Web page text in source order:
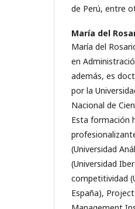
de Perú, entre
María del
María del
en
además, es
por la
Nacional de
Esta formación
(Universidad
(Universidad
competitividad
España),